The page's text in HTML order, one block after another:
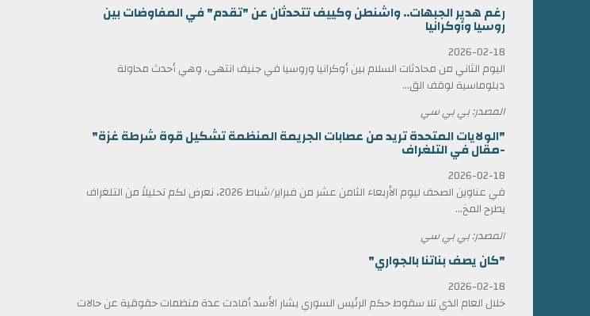
رغم هدير الجبهات.. واشنطن وكييف تتحدثان عن "تقدم" في المفاوضات بين
روسيا وأوكرانيا
2026-02-18
اليوم الثاني من محادثات السلام بين أوكرانيا وروسيا في جنيف انتهى، وهي أحدث محاولة
دبلوماسية لوقف الق...
المصدر: بي بي سي
"الولايات المتحدة تريد من عصابات الجريمة المنظمة تشكيل قوة شرطة غزة"
-مقال في التلغراف
2026-02-18
في عناوين الصحف ليوم الأربعاء الثامن عشر من فبراير/شباط 2026، نعرض لكم تحليلاً من التلغراف
يطرح المخ...
المصدر: بي بي سي
"كان يصف بناتنا بالجواري"
2026-02-18
خلال العام الذي تلا سقوط حكم الرئيس السوري بشار الأسد أفادت عدة منظمات حقوقية عن حالات